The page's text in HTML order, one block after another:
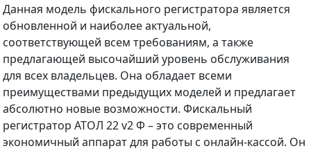
Данная модель фискального регистратора является
обновленной и наиболее актуальной,
соответствующей всем требованиям, а также
предлагающей высочайший уровень обслуживания
для всех владельцев. Она обладает всеми
преимуществами предыдущих моделей и предлагает
абсолютно новые возможности. Фискальный
регистратор АТОЛ 22 v2 Ф – это современный
экономичный аппарат для работы с онлайн-кассой. Он